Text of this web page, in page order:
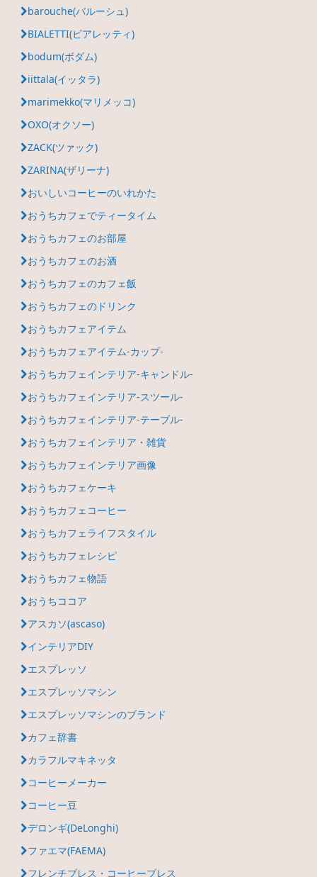
barouche(バルーシュ)
BIALETTI(ビアレッティ)
bodum(ボダム)
iittala(イッタラ)
marimekko(マリメッコ)
OXO(オクソー)
ZACK(ツァック)
ZARINA(ザリーナ)
おいしいコーヒーのいれかた
おうちカフェでティータイム
おうちカフェのお部屋
おうちカフェのお酒
おうちカフェのカフェ飯
おうちカフェのドリンク
おうちカフェアイテム
おうちカフェアイテム-カップ-
おうちカフェインテリア-キャンドル-
おうちカフェインテリア-スツール-
おうちカフェインテリア-テーブル-
おうちカフェインテリア・雑貨
おうちカフェインテリア画像
おうちカフェケーキ
おうちカフェコーヒー
おうちカフェライフスタイル
おうちカフェレシピ
おうちカフェ物語
おうちココア
アスカソ(ascaso)
インテリアDIY
エスプレッソ
エスプレッソマシン
エスプレッソマシンのブランド
カフェ辞書
カラフルマキネッタ
コーヒーメーカー
コーヒー豆
デロンギ(DeLonghi)
ファエマ(FAEMA)
フレンチプレス・コーヒープレス